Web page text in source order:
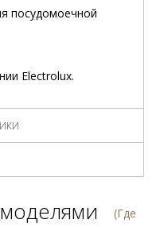
посудомоечной
Electrolux.
(Где